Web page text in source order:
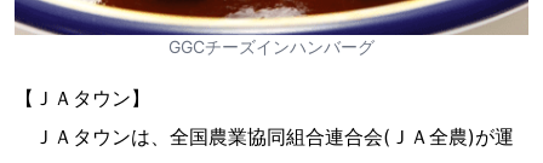
GGCチーズインハンバーグ
【ＪＡタウン】
ＪＡタウンは、全国農業協同組合連合会(ＪＡ全農)が運